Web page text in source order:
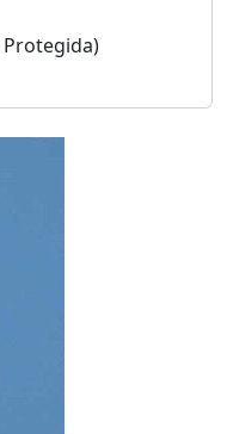
Protegida)